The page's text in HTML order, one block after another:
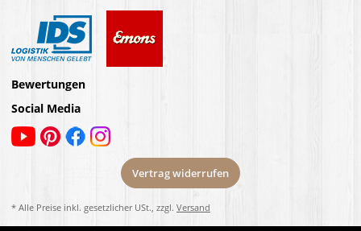
Bewertungen
Social Media
Vertrag widerrufen
* Alle Preise inkl. gesetzlicher USt., zzgl. Versand